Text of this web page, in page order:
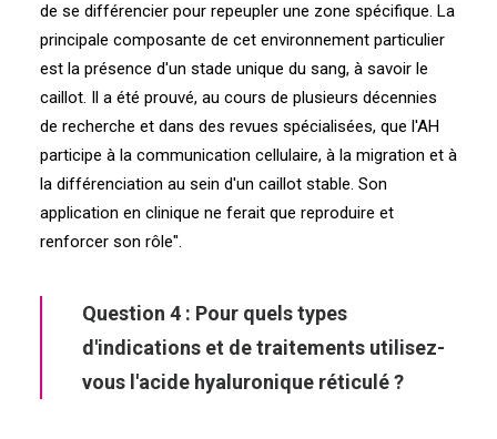
de se différencier pour repeupler une zone spécifique. La
principale composante de cet environnement particulier
est la présence d'un stade unique du sang, à savoir le
caillot. Il a été prouvé, au cours de plusieurs décennies
de recherche et dans des revues spécialisées, que l'AH
participe à la communication cellulaire, à la migration et à
la différenciation au sein d'un caillot stable. Son
application en clinique ne ferait que reproduire et
renforcer son rôle".
Question 4 : Pour quels types
d'indications et de traitements utilisez-
vous l'acide hyaluronique réticulé ?